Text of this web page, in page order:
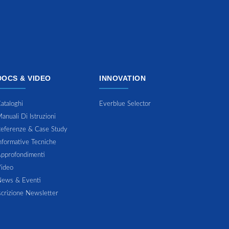
& VIDEO
Di Istruzioni
& Case Study
Tecniche
& Eventi
Newsletter
INNOVATION
Everblue Selector